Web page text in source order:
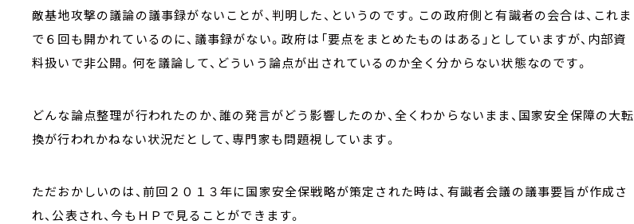
敵基地攻撃の議論の議事録がないことが、判明した、というのです。この政府側と有識者の会合は、これま
で６回も開かれているのに、議事録がない。政府は「要点をまとめたものはある」としていますが、内部資
料扱いで非公開。何を議論して、どういう論点が出されているのか全く分からない状態なのです。
どんな論点整理が行われたのか、誰の発言がどう影響したのか、全くわからないまま、国家安全保障の大転
換が行われかねない状況だとして、専門家も問題視しています。
ただおかしいのは、前回２０１３年に国家安全保戦略が策定された時は、有識者会議の議事要旨が作成さ
れ、公表され、今もＨＰで見ることができます。